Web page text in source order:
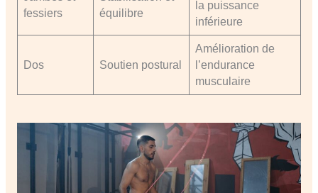
fessiers
équilibre
la puissance
inférieure
Dos Soutien postural
Amélioration de
l’endurance
musculaire